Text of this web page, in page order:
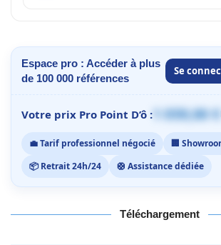
Espace pro : Accéder à plus
de 100 000 références
Se
Votre prix Pro Point D’ô : 1 059,00 €
💼 Tarif professionnel négocié
🏢
📦 Retrait 24h/24
🛟 Assistance dédiée
Téléchargement